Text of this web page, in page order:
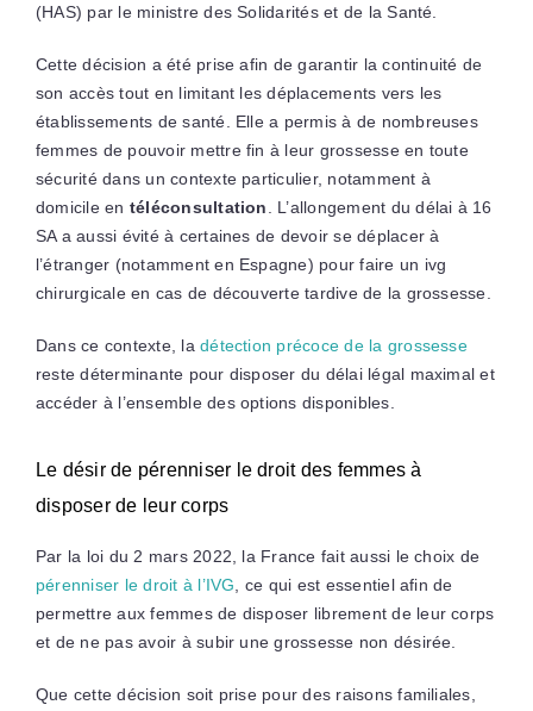
(HAS) par le ministre des Solidarités et de la Santé.
Cette décision a été prise afin de garantir la continuité de
son accès tout en limitant les déplacements vers les
établissements de santé. Elle a permis à de nombreuses
femmes de pouvoir mettre fin à leur grossesse en toute
sécurité dans un contexte particulier, notamment à
domicile en téléconsultation
. L’allongement du délai à 16
SA a aussi évité à certaines de devoir se déplacer à
l’étranger (notamment en Espagne) pour faire un ivg
chirurgicale en cas de découverte tardive de la grossesse.
Dans ce contexte, ladétection précoce de la grossesse
reste déterminante pour disposer du délai légal maximal et
accéder à l’ensemble des options disponibles.
Le désir de pérenniser le droit des femmes à
disposer de leur corps
Par la loi du 2 mars 2022, la France fait aussi le choix de
pérenniser le droit à l’IVG , ce qui est essentiel afin de
permettre aux femmes de disposer librement de leur corps
et de ne pas avoir à subir une grossesse non désirée.
Que cette décision soit prise pour des raisons familiales,